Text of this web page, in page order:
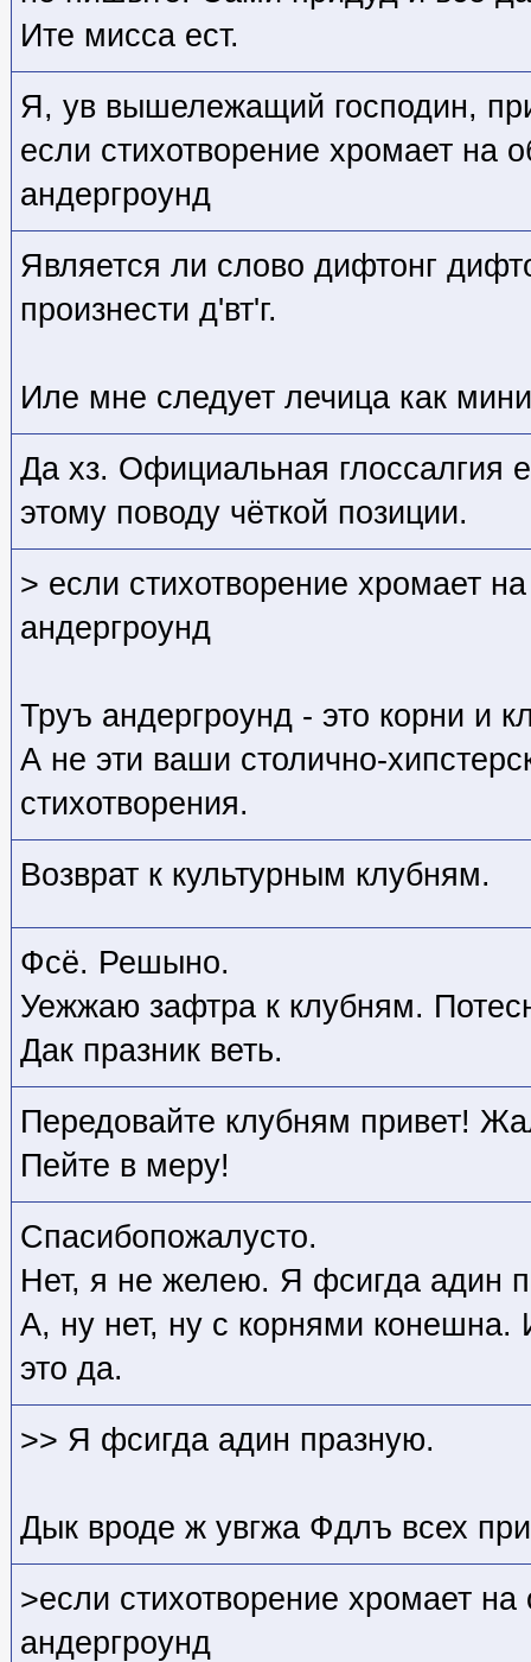
Ите мисса ест.
Я, ув вышележащий господин,
если стихотворение хромает на
андергроунд
Является ли слово дифтонг
произнести д'вт'г.
Иле мне следует лечица как
Да хз. Официальная глоссалгия
этому поводу чёткой позиции.
> если стихотворение хромает
андергроунд
Труъ андергроунд - это корни и
А не эти ваши столично-
стихотворения.
Возврат к культурным клубням.
Фсё. Решыно.
Уежжаю зафтра к клубням.
Дак празник веть.
Передовайте клубням привет!
Пейте в меру!
Спасибопожалусто.
Нет, я не желею. Я фсигда адин
А, ну нет, ну с корнями конешна.
это да.
>> Я фсигда адин празную.
Дык вроде ж увгжа Фдлъ всех
>если стихотворение хромает
андергроунд